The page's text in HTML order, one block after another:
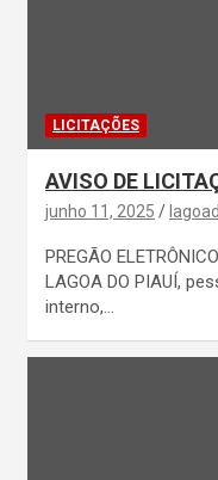
LICITAÇÕES
AVISO DE
junho 11, 2025
PREGÃO
LAGOA DO PIAUÍ,
interno,…